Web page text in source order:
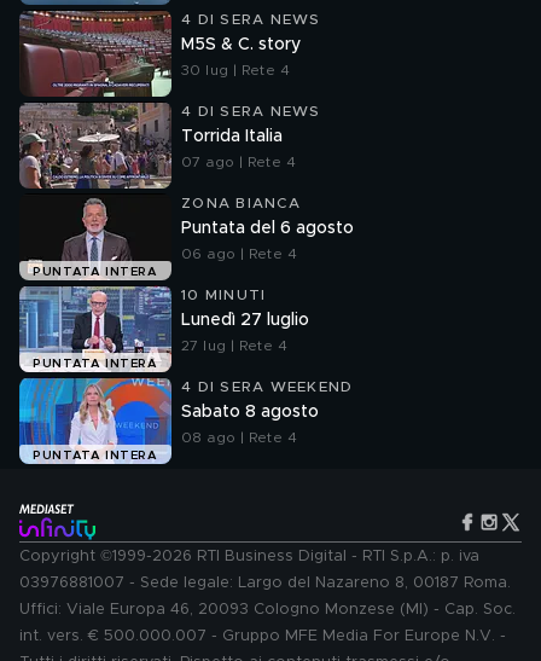
4 DI SERA NEWS
M5S & C. story
30 lug | Rete 4
4 DI SERA NEWS
Torrida Italia
07 ago | Rete 4
PUNTATA INTERA
ZONA BIANCA
Puntata del 6 agosto
06 ago | Rete 4
PUNTATA INTERA
10 MINUTI
Lunedì 27 luglio
27 lug | Rete 4
PUNTATA INTERA
4 DI SERA WEEKEND
Sabato 8 agosto
08 ago | Rete 4
Copyright ©1999-2026 RTI Business Digital - RTI S.p.A.: p. iva
03976881007 - Sede legale: Largo del Nazareno 8, 00187 Roma.
Uffici: Viale Europa 46, 20093 Cologno Monzese (MI) - Cap. Soc.
int. vers. € 500.000.007 - Gruppo MFE Media For Europe N.V. -